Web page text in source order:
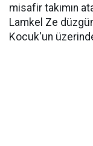
misafir takımın
Lamkel Ze
Kocuk'un